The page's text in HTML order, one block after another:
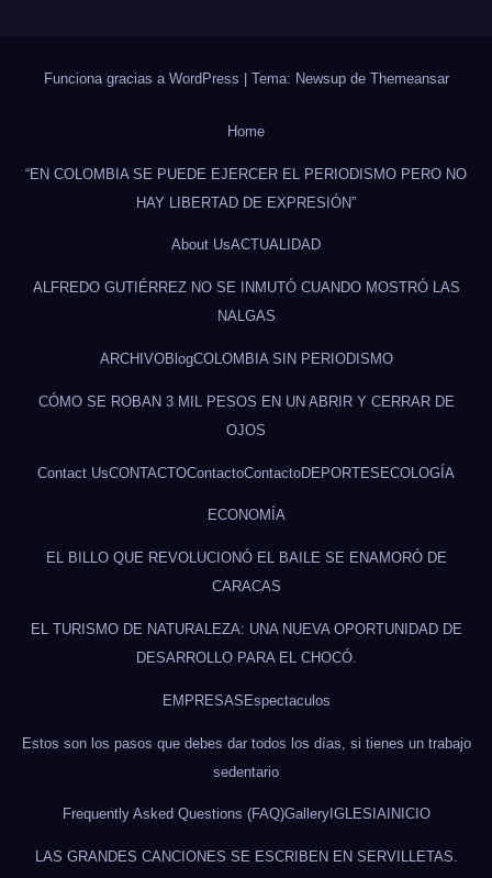
Funciona gracias a WordPress | Tema: Newsup de Themeansar
Home
“EN COLOMBIA SE PUEDE EJERCER EL PERIODISMO PERO NO
HAY LIBERTAD DE EXPRESIÓN”
About UsACTUALIDAD
ALFREDO GUTIÉRREZ NO SE INMUTÓ CUANDO MOSTRÓ LAS
NALGAS
ARCHIVOBlogCOLOMBIA SIN PERIODISMO
CÓMO SE ROBAN 3 MIL PESOS EN UN ABRIR Y CERRAR DE
OJOS
Contact UsCONTACTOContactoContactoDEPORTESECOLOGÍA
ECONOMÍA
EL BILLO QUE REVOLUCIONÓ EL BAILE SE ENAMORÓ DE
CARACAS
EL TURISMO DE NATURALEZA: UNA NUEVA OPORTUNIDAD DE
DESARROLLO PARA EL CHOCÓ.
EMPRESASEspectaculos
Estos son los pasos que debes dar todos los días, si tienes un trabajo
sedentario
Frequently Asked Questions (FAQ)GalleryIGLESIAINICIO
LAS GRANDES CANCIONES SE ESCRIBEN EN SERVILLETAS.